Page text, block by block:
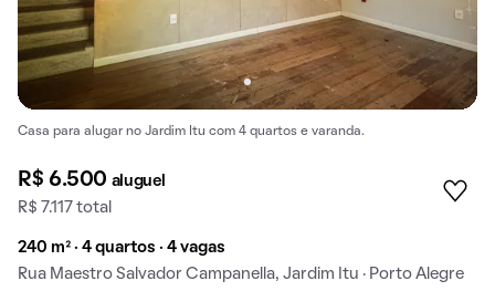
Casa para alugar no Jardim Itu com 4 quartos e varanda.
R$ 6.500 aluguel
R$ 7.117 total
240 m² · 4 quartos · 4 vagas
Rua Maestro Salvador Campanella, Jardim Itu · Porto Alegre